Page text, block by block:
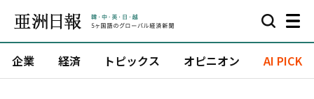
企業 経済 トピックス オピニオン AI PICK